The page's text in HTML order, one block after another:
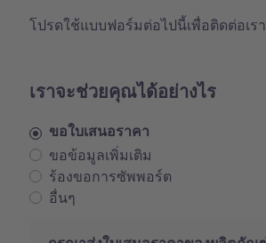
โปรดใช้แบบฟอร์มต่อไปนี้เพื่อติดต่อเรา
เราจะช่วยคุณได้อย่างไร
ขอใบเสนอราคา
ขอข้อมูลเพิ่มเติม
ร้องขอการซัพพอร์ต
อื่นๆ